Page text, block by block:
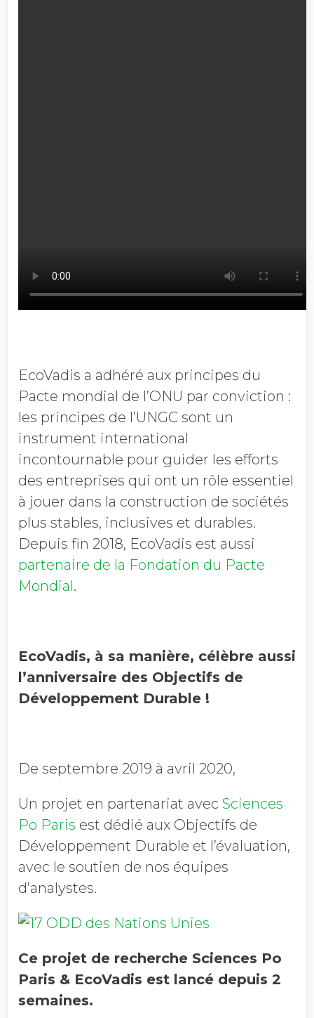
EcoVadis a adhéré aux principes du
Pacte mondial de l’ONU par conviction :
les principes de l’UNGC sont un
instrument international
incontournable pour guider les efforts
des entreprises qui ont un rôle essentiel
à jouer dans la construction de sociétés
plus stables, inclusives et durables.
Depuis fin 2018, EcoVadis est aussi
partenaire de la Fondation du Pacte
Mondial.
EcoVadis, à sa manière, célèbre aussi
l’anniversaire des Objectifs de
Développement Durable !
De septembre 2019 à avril 2020,
Un projet en partenariat avec Sciences
Po Paris est dédié aux Objectifs de
Développement Durable et l’évaluation,
avec le soutien de nos équipes
d’analystes.
Ce projet de recherche Sciences Po
Paris & EcoVadis est lancé depuis 2
semaines.